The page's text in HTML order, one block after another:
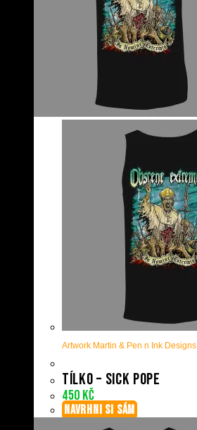
Artwork Martin & Pen n Ink Designs
Tílko – Sick Pope
450 Kč
NAVRHNI SI SÁM